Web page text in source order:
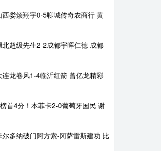
娄烦翔宇0-5聊城传奇农商行 黄
超级先生2-2成都宇晖仁德 成都
龙卷风1-4临沂红箭 曾亿龙精彩
首4分！本菲卡2-0葡萄牙国民 谢
多纳破门阿方索-冈萨雷斯建功 比